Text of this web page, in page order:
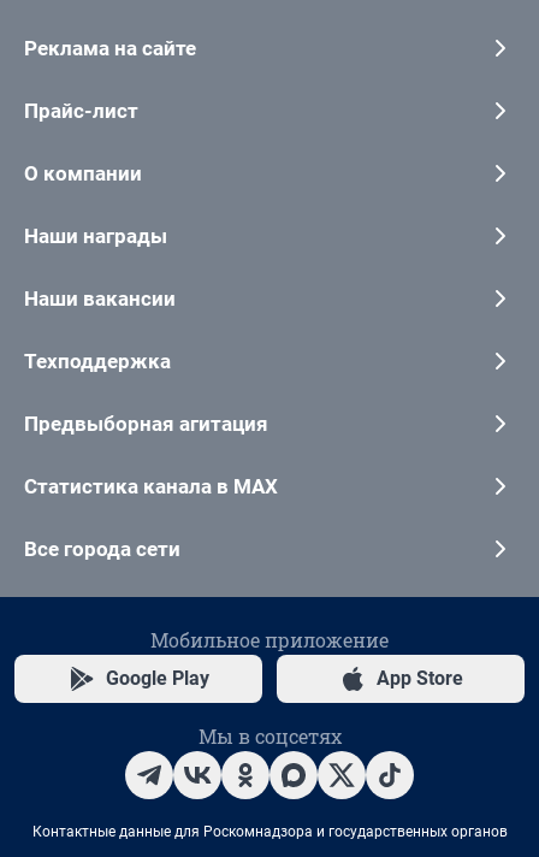
Реклама на сайте
Прайс-лист
О компании
Наши награды
Наши вакансии
Техподдержка
Предвыборная агитация
Статистика канала в MAX
Все города сети
Мобильное приложение
Google Play App Store
Мы в соцсетях
Контактные данные для Роскомнадзора и государственных органов